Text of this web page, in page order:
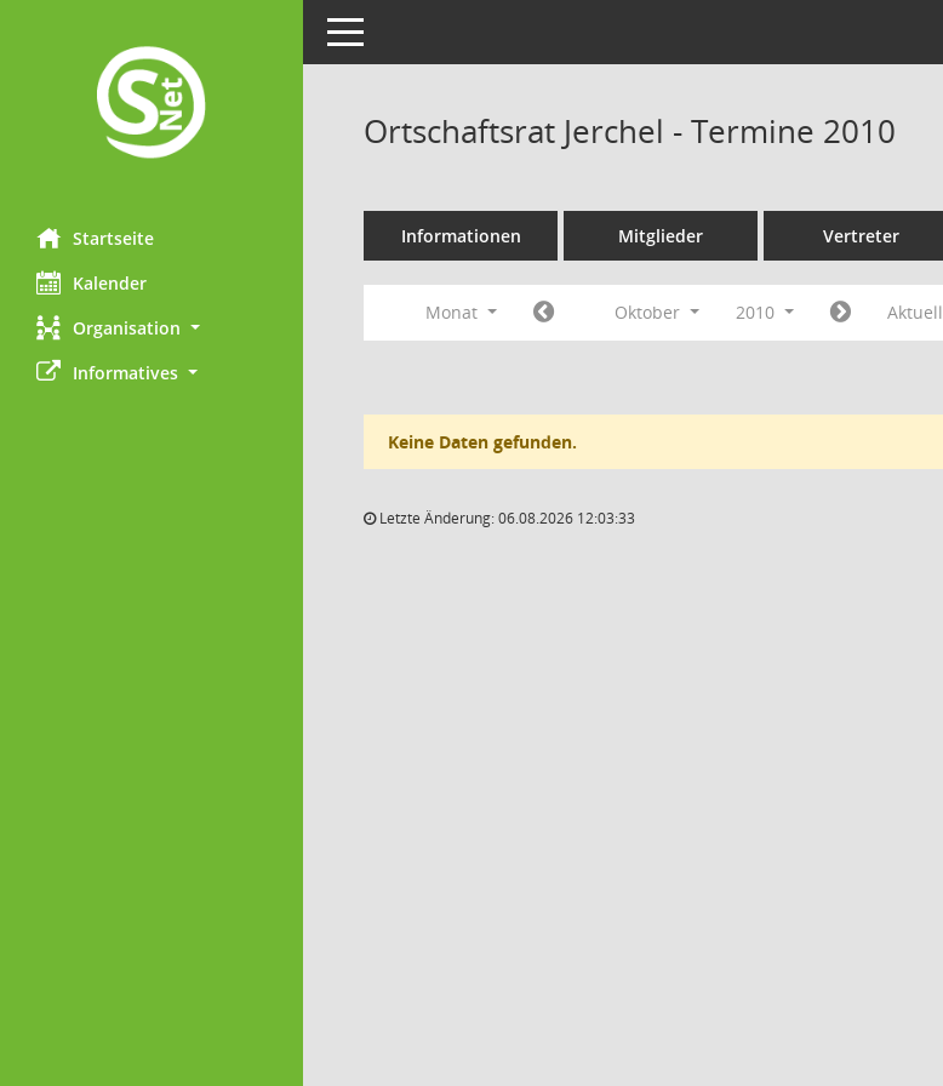
Startseite
Kalender
Organisation
Informatives
Toggle navigation
Ortschaftsrat Jerchel - Termine 2010
Informationen Mitglieder Vertreter
Monat Oktober 2010 Aktuell
Keine Daten gefunden.
Letzte Änderung: 06.08.2026 12:03:33